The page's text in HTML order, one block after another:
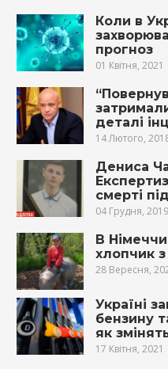
Коли в
прогноз
01 Квітня, 2021
деталі
14 Лютого,
Дениса
смерті
04 Грудня, 2019
В
хлопчик з
28 Вересня,
Україні
бензину
як
17 Квітня, 2021